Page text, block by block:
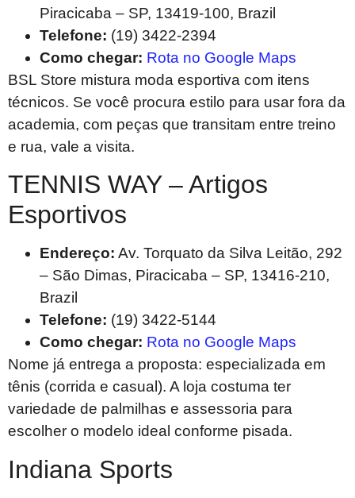
Piracicaba – SP, 13419-100, Brazil
Telefone: (19) 3422-2394
Como chegar: Rota no Google Maps
BSL Store mistura moda esportiva com itens
técnicos. Se você procura estilo para usar fora da
academia, com peças que transitam entre treino
e rua, vale a visita.
TENNIS WAY – Artigos
Esportivos
Endereço: Av. Torquato da Silva Leitão, 292
– São Dimas, Piracicaba – SP, 13416-210,
Brazil
Telefone: (19) 3422-5144
Como chegar: Rota no Google Maps
Nome já entrega a proposta: especializada em
tênis (corrida e casual). A loja costuma ter
variedade de palmilhas e assessoria para
escolher o modelo ideal conforme pisada.
Indiana Sports